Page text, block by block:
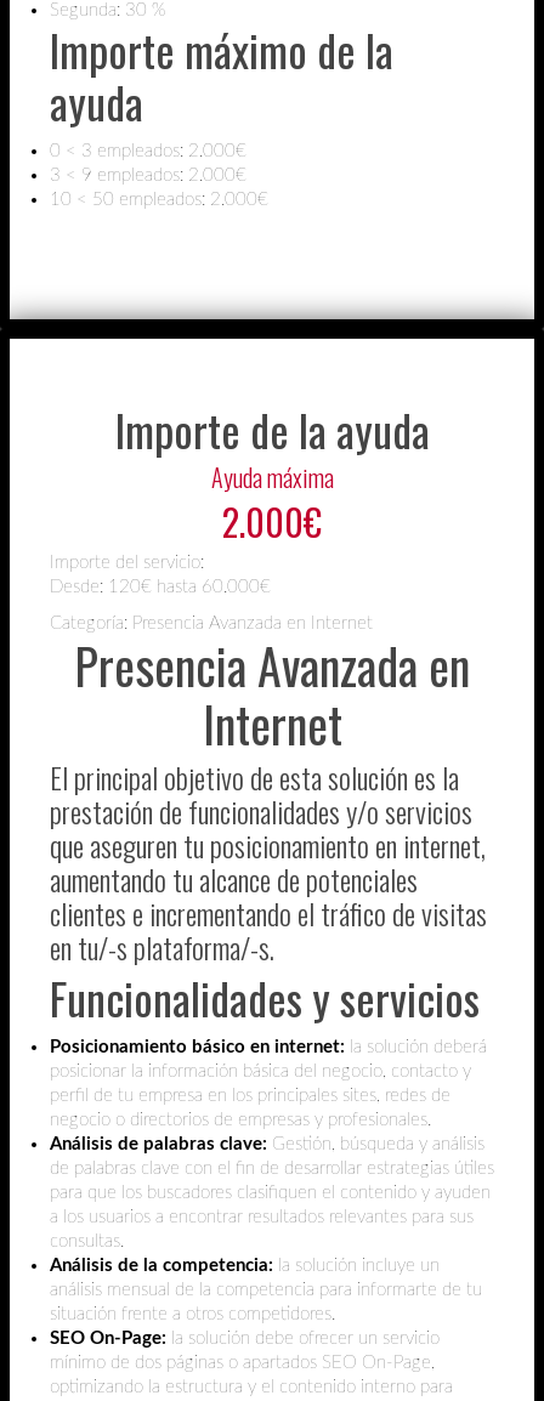
Segunda: 30 %
Importe máximo de la
ayuda
0 < 3 empleados: 2.000€
3 < 9 empleados: 2.000€
10 < 50 empleados: 2.000€
Importe de la ayuda
Ayuda máxima
2.000€
Importe del servicio:
Desde: 120€ hasta 60.000€
Categoría: Presencia Avanzada en Internet
Presencia Avanzada en
Internet
El principal objetivo de esta solución es la
prestación de funcionalidades y/o servicios
que aseguren tu posicionamiento en internet,
aumentando tu alcance de potenciales
clientes e incrementando el tráfico de visitas
en tu/-s plataforma/-s.
Funcionalidades y servicios
Posicionamiento básico en internet: la solución deberá
posicionar la información básica del negocio, contacto y
perfil de tu empresa en los principales sites, redes de
negocio o directorios de empresas y profesionales.
Análisis de palabras clave: Gestión, búsqueda y análisis
de palabras clave con el fin de desarrollar estrategias útiles
para que los buscadores clasifiquen el contenido y ayuden
a los usuarios a encontrar resultados relevantes para sus
consultas.
Análisis de la competencia: la solución incluye un
análisis mensual de la competencia para informarte de tu
situación frente a otros competidores.
SEO On-Page: la solución debe ofrecer un servicio
mínimo de dos páginas o apartados SEO On-Page,
optimizando la estructura y el contenido interno para